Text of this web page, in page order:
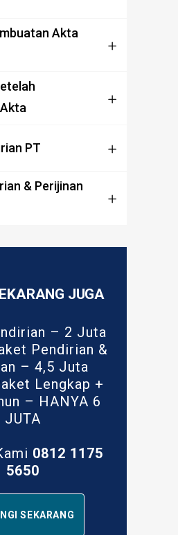
Akta
PT
& Perijinan
JUGA
– 2 Juta
Pendirian &
– 4,5 Juta
Lengkap +
– HANYA 6
JUTA
0812 1175
5650
SEKARANG